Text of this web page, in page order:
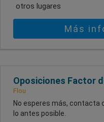
otros lugares
Más
Oposiciones Factor
Flou
No esperes más, contacta
lo antes posible.